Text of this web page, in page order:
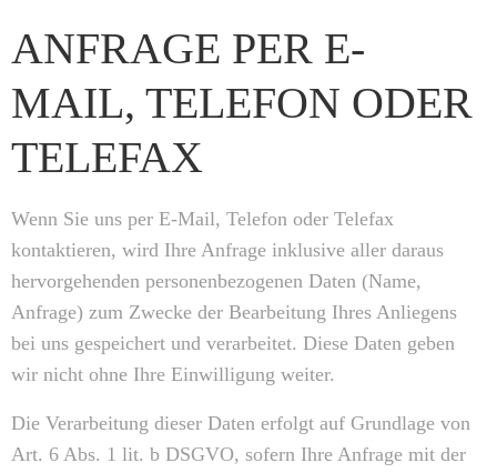
ANFRAGE PER E-
MAIL, TELEFON ODER
TELEFAX
Wenn Sie uns per E-Mail, Telefon oder Telefax
kontaktieren, wird Ihre Anfrage inklusive aller daraus
hervorgehenden personenbezogenen Daten (Name,
Anfrage) zum Zwecke der Bearbeitung Ihres Anliegens
bei uns gespeichert und verarbeitet. Diese Daten geben
wir nicht ohne Ihre Einwilligung weiter.
Die Verarbeitung dieser Daten erfolgt auf Grundlage von
Art. 6 Abs. 1 lit. b DSGVO, sofern Ihre Anfrage mit der